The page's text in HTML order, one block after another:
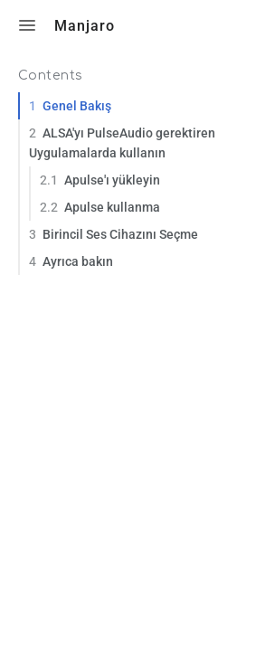
Manjaro
Contents
1
Genel Bakış
2 ALSA'yı PulseAudio gerektiren
Uygulamalarda kullanın
2.1
Apulse'ı yükleyin
2.2 Apulse kullanma
3 Birincil Ses Cihazını Seçme
4 Ayrıca bakın